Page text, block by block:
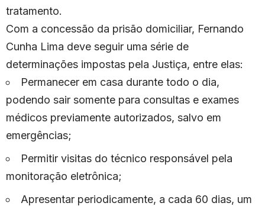
tratamento.
Com a concessão da prisão domiciliar, Fernando
Cunha Lima deve seguir uma série de
determinações impostas pela Justiça, entre elas:
Permanecer em casa durante todo o dia,
podendo sair somente para consultas e exames
médicos previamente autorizados, salvo em
emergências;
Permitir visitas do técnico responsável pela
monitoração eletrônica;
Apresentar periodicamente, a cada 60 dias, um